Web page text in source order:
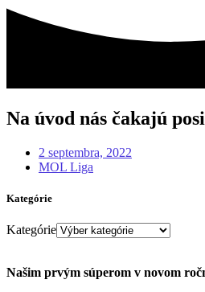
Na úvod nás čakajú
2 septembra, 2022
MOL Liga
Kategórie
Kategórie
Našim prvým súperom v novom